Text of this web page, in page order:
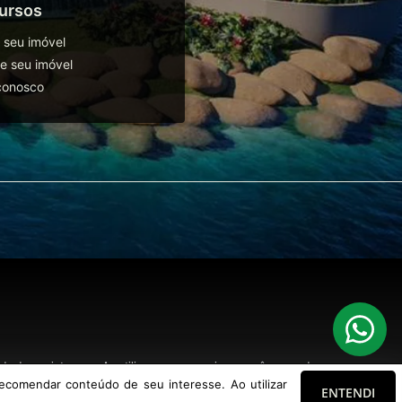
imóvel
seu imóvel
de seu interesse. Ao utilizar nossos serviços, você concorda com nossa
conteúdo de seu interesse. Ao utilizar
ENTENDI